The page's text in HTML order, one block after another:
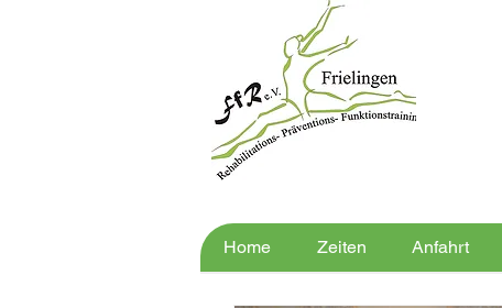
Home Zeiten Anfahrt